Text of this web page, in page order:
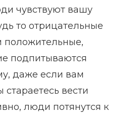
чувствуют вашу
то отрицательные
положительные,
подпитываются
даже если вам
стараетесь вести
люди потянутся к